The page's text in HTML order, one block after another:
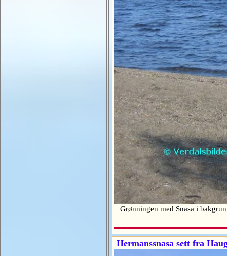
Grønningen med Snasa i
Hermanssnasa sett fra